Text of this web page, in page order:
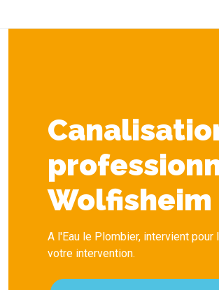
Wolfisheim
A l'Eau le Plombier, intervient pour
votre intervention.